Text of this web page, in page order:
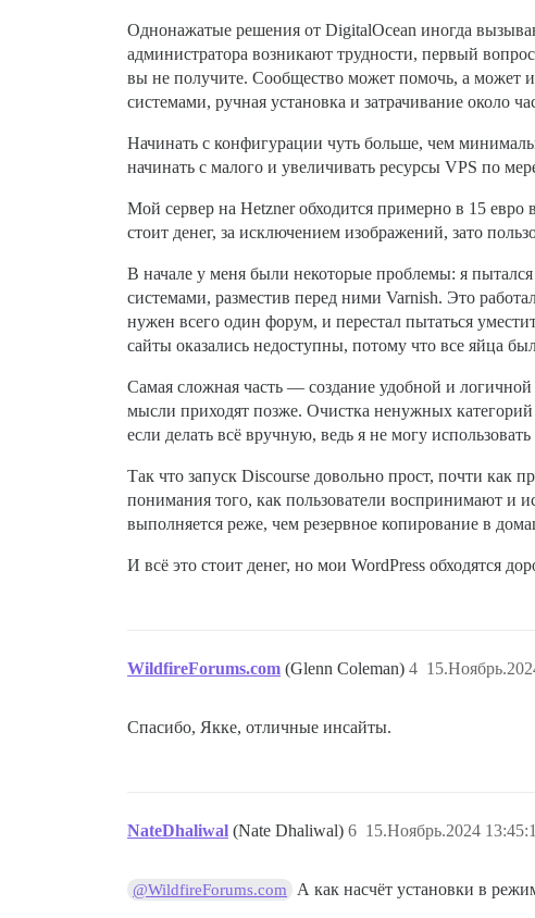
Однонажатые решения от DigitalOcean иногда
администратора возникают трудности, первый
вы не получите. Сообщество может помочь, а может
системами, ручная установка и затрачивание около
Начинать с конфигурации чуть больше, чем
начинать с малого и увеличивать ресурсы VPS по
Мой сервер на Hetzner обходится примерно в 15
стоит денег, за исключением изображений, зато
В начале у меня были некоторые проблемы: я
системами, разместив перед ними Varnish. Это
нужен всего один форум, и перестал пытаться
сайты оказались недоступны, потому что все яйца
Самая сложная часть — создание удобной и
мысли приходят позже. Очистка ненужных
если делать всё вручную, ведь я не могу
Так что запуск Discourse довольно прост, почти как
понимания того, как пользователи воспринимают и
выполняется реже, чем резервное копирование в
И всё это стоит денег, но мои WordPress обходятся
WildfireForums.com (Glenn Coleman) 4
Спасибо, Якке, отличные инсайты.
NateDhaliwal (Nate Dhaliwal) 15.Ноябрь.2024
6
@WildfireForums.com А как насчёт установки в